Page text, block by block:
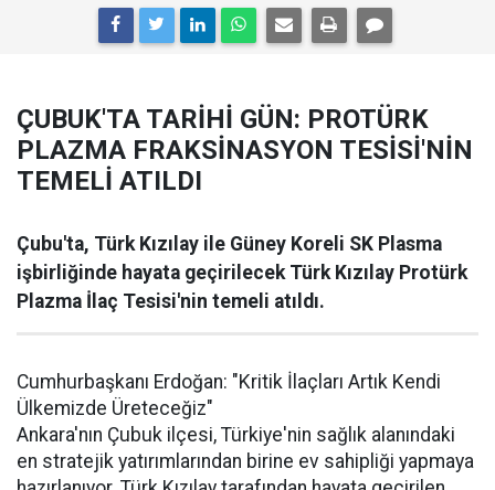
ÇUBUK'TA TARİHİ GÜN: PROTÜRK
PLAZMA FRAKSİNASYON TESİSİ'NİN
TEMELİ ATILDI
Çubu'ta, Türk Kızılay ile Güney Koreli SK Plasma
işbirliğinde hayata geçirilecek Türk Kızılay Protürk
Plazma İlaç Tesisi'nin temeli atıldı.
Cumhurbaşkanı Erdoğan: "Kritik İlaçları Artık Kendi
Ülkemizde Üreteceğiz"
Ankara'nın Çubuk ilçesi, Türkiye'nin sağlık alanındaki
en stratejik yatırımlarından birine ev sahipliği yapmaya